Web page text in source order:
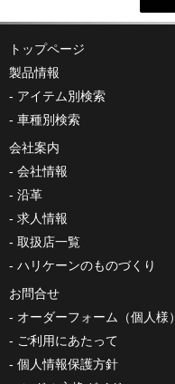
トップページ
製品情報
アイテム別検索
車種別検索
会社案内
会社情報
沿革
求人情報
取扱店一覧
ハリケーンのものづくり
お問合せ
オーダーフォーム（個人様）
ご利用にあたって
個人情報保護方針